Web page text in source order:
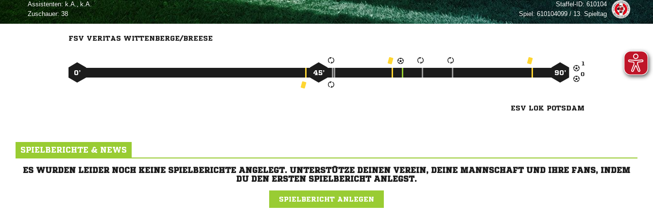
Assistenten:, 
Zuschauer:38
Staffel-ID:610104
Spiel:610104099 / 13. Spieltag
FSV VERITAS WITTENBERGE/BREESE


0’ 45’ 90’
ESV LOK POTSDAM
SPIELBERICHTE & NEWS
ES WURDEN LEIDER NOCH KEINE SPIELBERICHTE ANGELEGT. UNTERSTÜTZE DEINEN VEREIN, DEINE MANNSCHAFT UND IHRE FANS, INDEM
DU DEN ERSTEN SPIELBERICHT ANLEGST.
SPIELBERICHT ANLEGEN